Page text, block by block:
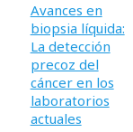
Avances en
biopsia líquida:
La detección
precoz del
cáncer en los
laboratorios
actuales